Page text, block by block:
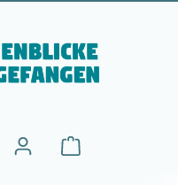
Il carrello